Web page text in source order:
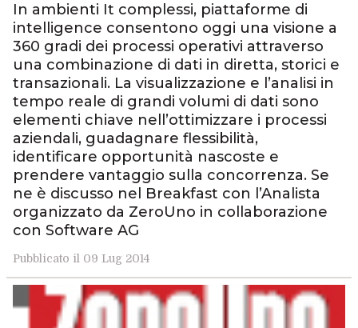
In ambienti It complessi, piattaforme di
intelligence consentono oggi una visione a
360 gradi dei processi operativi attraverso
una combinazione di dati in diretta, storici e
transazionali. La visualizzazione e l’analisi in
tempo reale di grandi volumi di dati sono
elementi chiave nell’ottimizzare i processi
aziendali, guadagnare flessibilità,
identificare opportunità nascoste e
prendere vantaggio sulla concorrenza. Se
ne è discusso nel Breakfast con l’Analista
organizzato da ZeroUno in collaborazione
con Software AG
Pubblicato il 09 Lug 2014